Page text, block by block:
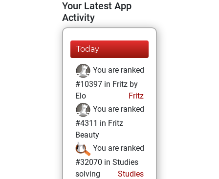
Your Latest App
Activity
Today
You are ranked
#10397 in Fritz by
Elo
Fritz
You are ranked
#4311 in Fritz
Beauty
You are ranked
#32070 in Studies
solving
Studies